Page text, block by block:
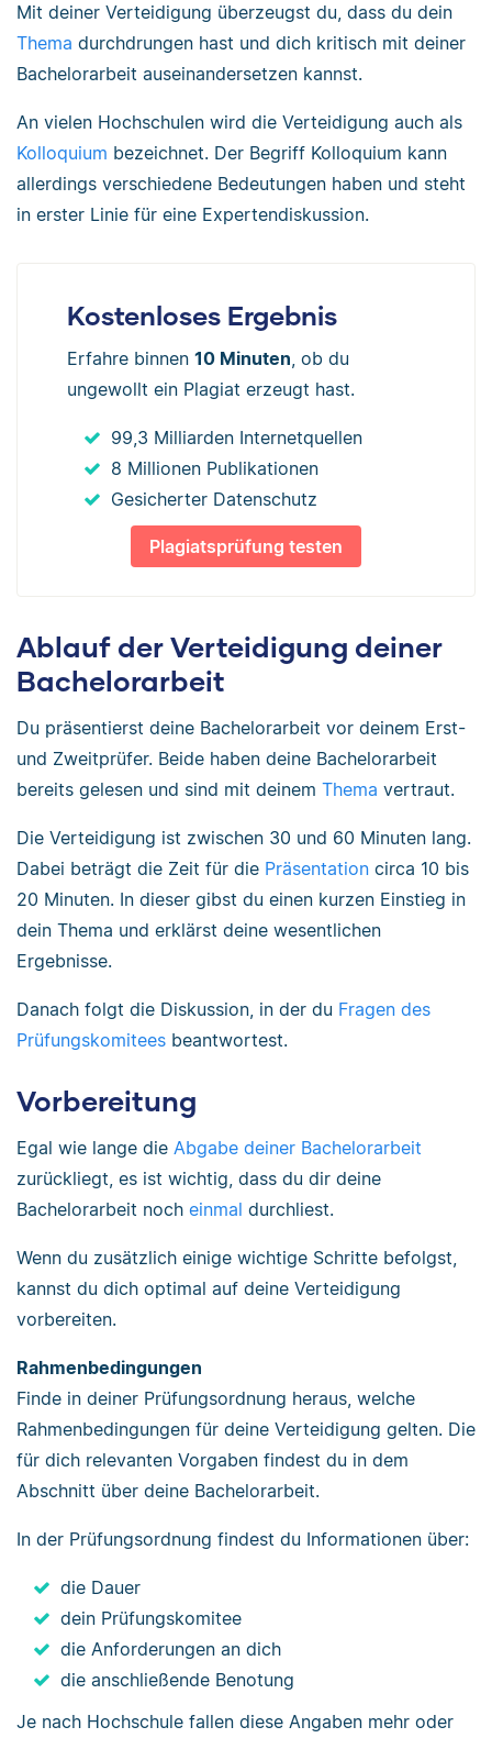
Mit deiner Verteidigung überzeugst du, dass du dein
Thema durchdrungen hast und dich kritisch mit deiner
Bachelorarbeit auseinandersetzen kannst.
An vielen Hochschulen wird die Verteidigung auch als
Kolloquium bezeichnet. Der Begriff Kolloquium kann
allerdings verschiedene Bedeutungen haben und steht
in erster Linie für eine Expertendiskussion.
Kostenloses Ergebnis
Erfahre binnen 10 Minuten, ob du
ungewollt ein Plagiat erzeugt hast.
99,3 Milliarden Internetquellen
8 Millionen Publikationen
Gesicherter Datenschutz
Plagiatsprüfung testen
Ablauf der Verteidigung deiner
Bachelorarbeit
Du präsentierst deine Bachelorarbeit vor deinem Erst-
und Zweitprüfer. Beide haben deine Bachelorarbeit
bereits gelesen und sind mit deinem Thema vertraut.
Die Verteidigung ist zwischen 30 und 60 Minuten lang.
Dabei beträgt die Zeit für die Präsentation circa 10 bis
20 Minuten. In dieser gibst du einen kurzen Einstieg in
dein Thema und erklärst deine wesentlichen
Ergebnisse.
Danach folgt die Diskussion, in der du Fragen des
Prüfungskomitees beantwortest.
Vorbereitung
Egal wie lange die Abgabe deiner Bachelorarbeit
zurückliegt, es ist wichtig, dass du dir deine
Bachelorarbeit noch einmal durchliest.
Wenn du zusätzlich einige wichtige Schritte befolgst,
kannst du dich optimal auf deine Verteidigung
vorbereiten.
Rahmenbedingungen
Finde in deiner Prüfungsordnung heraus, welche
Rahmenbedingungen für deine Verteidigung gelten. Die
für dich relevanten Vorgaben findest du in dem
Abschnitt über deine Bachelorarbeit.
In der Prüfungsordnung findest du Informationen über:
die Dauer
dein Prüfungskomitee
die Anforderungen an dich
die anschließende Benotung
Je nach Hochschule fallen diese Angaben mehr oder